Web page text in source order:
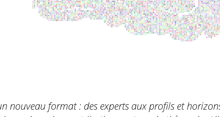
nouveau format : des experts aux profils et